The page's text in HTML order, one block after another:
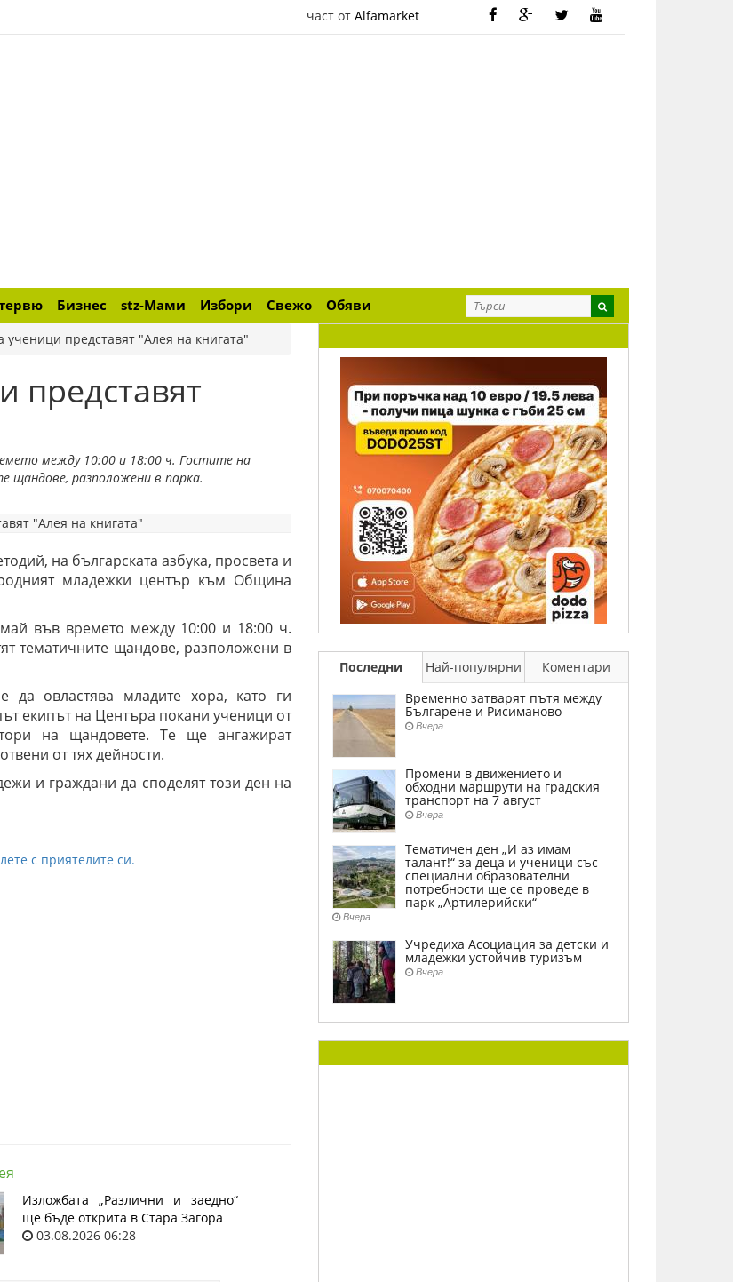
част от Alfamarket
Бизнес stz-Мами Избори Свежо Обяви
ученици представят "Алея на книгата"
представят
между 10:00 и 18:00 ч. Гостите на
разположени в парка.
на българската азбука, просвета и
младежки център към Община
във времето между 10:00 и 18:00 ч.
тематичните щандове, разположени в
овластява младите хора, като ги
екипът на Центъра покани ученици от
на щандовете. Те ще ангажират
от тях дейности.
и граждани да споделят този ден на
с приятелите си.
Изложбата „Различни и заедно“
ще бъде открита в Стара Загора
03.08.2026 06:28
Последни Най-популярни
Коментари
Временно затварят пътя между
Българене и Рисиманово
Вчера
Промени в движението и
обходни маршрути на градския
транспорт на 7 август
Вчера
Тематичен ден „И аз имам
талант!“ за деца и ученици със
специални образователни
потребности ще се проведе в
парк „Артилерийски“
Вчера
Учредиха Асоциация за детски и
младежки устойчив туризъм
Вчера